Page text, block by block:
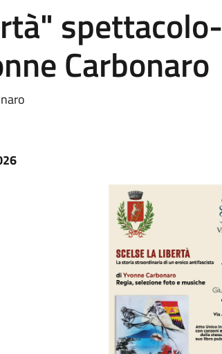
spettacolo-
Carbonaro